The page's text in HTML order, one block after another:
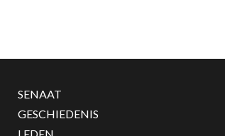
SENAAT
GESCHIEDENIS